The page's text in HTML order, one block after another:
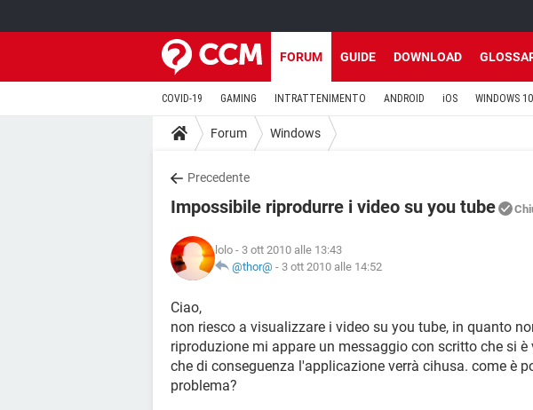
FORUM GUIDE DOWNLOAD
COVID-19 GAMING INTRATTENIMENTO ANDROID iOS WINDOWS 10
Forum Windows
Precedente
Impossibile riprodurre i video su you tube
lolo - 3 ott 2010 alle 13:43
@thor@ - 3 ott 2010 alle 14:52
Ciao,
non riesco a visualizzare i video su you tube, in quanto
riproduzione mi appare un messaggio con scritto che si
che di conseguenza l'applicazione verrà cihusa. come è
problema?